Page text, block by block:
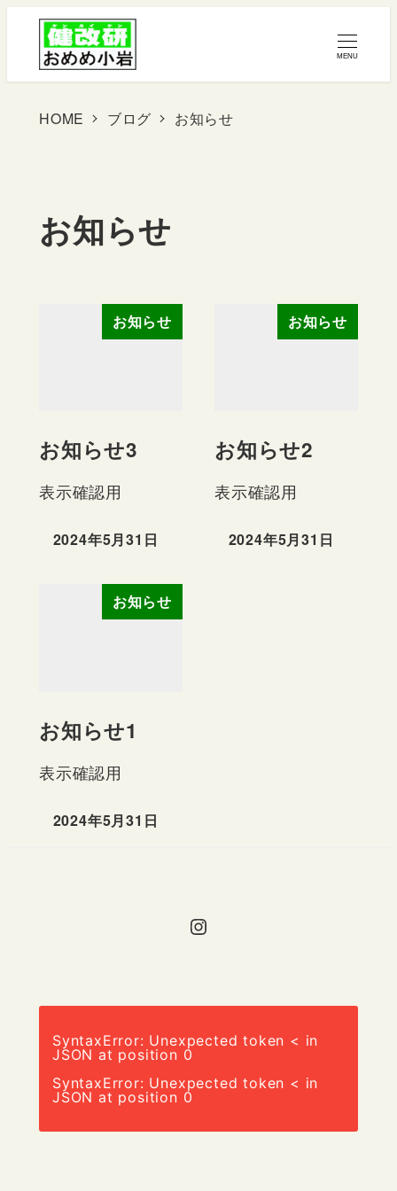
ン
MENU
HOME ブログ お知らせ
お知らせ
お知らせ
お知らせ3
表示確認用
投稿日
2024年5月31日
お知らせ
お知らせ2
表示確認用
投稿日
2024年5月31日
お知らせ
お知らせ1
表示確認用
投稿日
2024年5月31日
Instagram
SyntaxError: Unexpected token < in
JSON at position 0
SyntaxError: Unexpected token < in
JSON at position 0